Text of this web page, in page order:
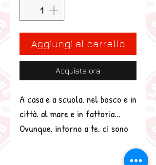
Aggiungi al carrello
Acquista ora
A casa e a scuola. nel bosco e in
città. al mare e in fattoria...
Ovunque. intorno a te. ci sono
imparare. Divertiti a scoprirle in